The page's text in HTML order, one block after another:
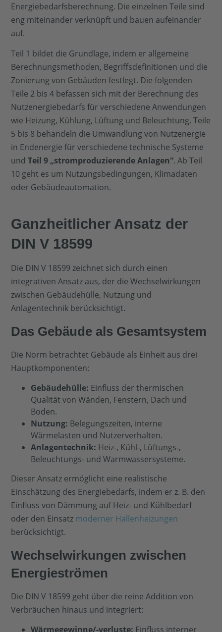
Energiebedarfsberechnung. Die einzelnen Teile sind
eng miteinander verknüpft und bauen aufeinander
auf.
Teil 1 bildet die Grundlage, indem er allgemeine
Berechnungsmethoden, Begriffsdefinitionen und die
Zonierung von Gebäuden festlegt. Die folgenden
Teile 2 bis 4 befassen sich mit der Berechnung des
Nutzenergiebedarfs für verschiedene Anwendungen
wie Heizung, Kühlung, Lüftung und Beleuchtung. Teile
5 bis 8 behandeln die Umwandlung von Nutzenergie
in Endenergie für verschiedene technische Systeme
undTeil 9 „stromproduzierende Anlagen“. Ab Teil
10 geht es um Nutzungsbedingungen, Klimadaten
oder Gebäudeautomation.
Ganzheitlicher Ansatz der
DIN V 18599
Die DIN V 18599 zeichnet sich durch einen
integrativen Ansatz aus, der die Wechselwirkungen
zwischen Gebäudehülle, Nutzung und
Anlagentechnik berücksichtigt.
Das Gebäude als Gesamtsystem
Die Norm betrachtet Gebäude als Einheit aus drei
Hauptkomponenten:
Gebäudehülle: Einfluss der thermischen
Qualität von Wänden, Fenstern, Dach und
Boden.
Nutzung: Belegungszeiten, interne
Wärmelasten und Nutzerverhalten.
Anlagentechnik: Heiz-, Kühl-, Lüftungs-,
Beleuchtungs- und Warmwassersysteme.
Dieser Ansatz ermöglicht eine realistische
Einschätzung des Energiebedarfs, indem er z. B. den
Einfluss von Dämmung auf Heiz- und Kühlbedarf
oder den Einsatz moderner Hallenheizungen
berücksichtigt.
Wechselwirkungen zwischen
Energieströmen
Die DIN V 18599 geht über die reine Addition von
Verbräuchen hinaus und integriert:
Wärmegewinne/-verluste: Einfluss interner